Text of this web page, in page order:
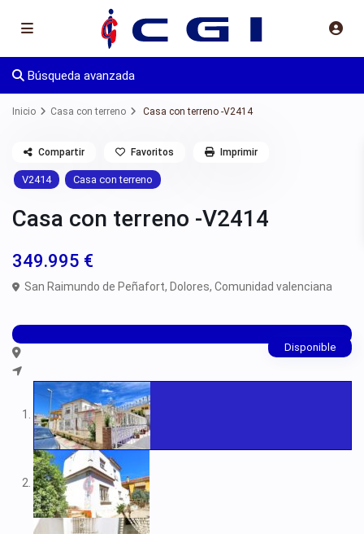
Búsqueda avanzada
Inicio Casa con terreno Casa con terreno -V2414
V2414 Casa con terreno
Casa con terreno -V2414
349.995 €
San Raimundo de Peñafort, Dolores,Comunidad valenciana
Compartir Favoritos Imprimir
Disponible